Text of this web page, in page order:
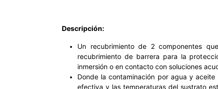
Descripción:
Un recubrimiento de 2 componentes
recubrimiento de barrera para la
inmersión o en contacto con soluciones
Donde la contaminación por agua y
efectiva y las temperaturas del sustrato